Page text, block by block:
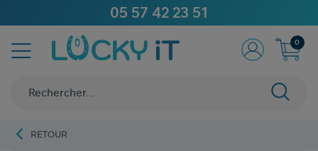
05 57 42 23 51
0
RETOUR